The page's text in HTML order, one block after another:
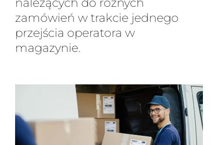
należących do różnych
zamówień w trakcie jednego
przejścia operatora w
magazynie.